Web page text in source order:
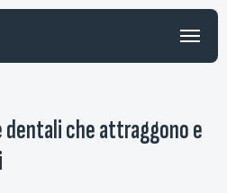
che attraggono e